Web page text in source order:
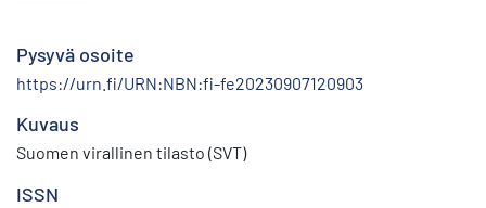
Pysyvä osoite
https://urn.fi/URN:NBN:fi-fe20230907120903
Kuvaus
Suomen virallinen tilasto (SVT)
ISSN